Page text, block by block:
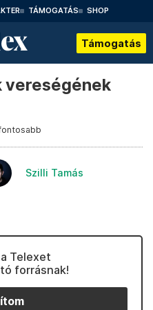
TÁMOGATÁS SHOP
Támogatás
vereségének
Szilli Tamás
Telexet
forrásnak!